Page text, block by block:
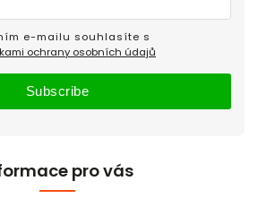
pro vás
ochrany osobních údajů
Subscribe